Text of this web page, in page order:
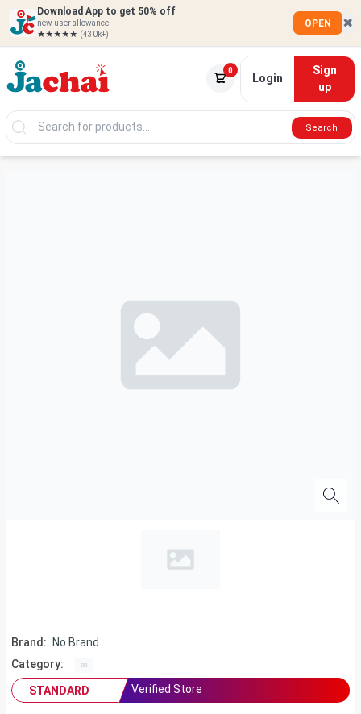
Download App to get 50% off
new user allowance
★★★★★ (430k+)
OPEN ✖
0
Login
Sign
up
Search
Brand:
No Brand
Category:
STANDARD
Verified Store